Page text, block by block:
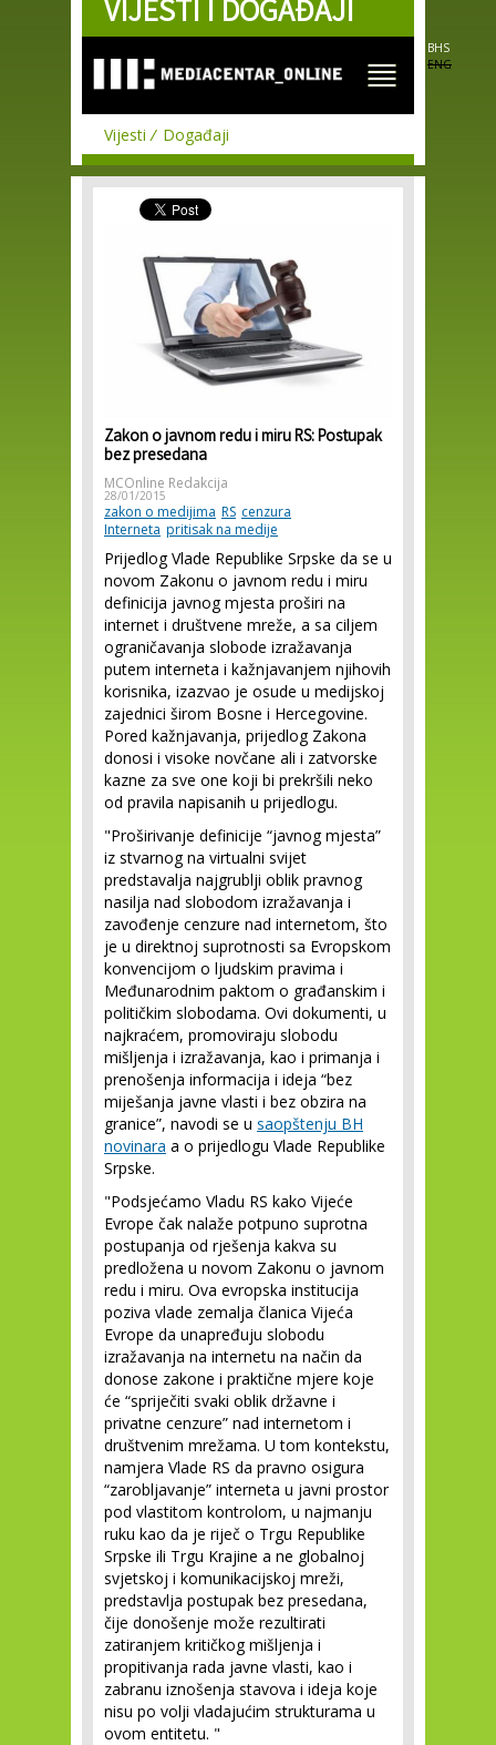
Skip to
main
VIJESTI I DOGAĐAJI
BHS
ENG
Vijesti Događaji
Zakon o javnom redu i miru RS: Postupak
bez presedana
MCOnline Redakcija
28/01/2015
zakon o medijima RS cenzura
Interneta pritisak na medije
Prijedlog Vlade Republike Srpske da se u
novom Zakonu o javnom redu i miru
definicija javnog mjesta proširi na
internet i društvene mreže, a sa ciljem
ograničavanja slobode izražavanja
putem interneta i kažnjavanjem njihovih
korisnika, izazvao je osude u medijskoj
zajednici širom Bosne i Hercegovine.
Pored kažnjavanja, prijedlog Zakona
donosi i visoke novčane ali i zatvorske
kazne za sve one koji bi prekršili neko
od pravila napisanih u prijedlogu.
"Proširivanje definicije “javnog mjesta”
iz stvarnog na virtualni svijet
predstavalja najgrublji oblik pravnog
nasilja nad slobodom izražavanja i
zavođenje cenzure nad internetom, što
je u direktnoj suprotnosti sa Evropskom
konvencijom o ljudskim pravima i
Međunarodnim paktom o građanskim i
političkim slobodama. Ovi dokumenti, u
najkraćem, promoviraju slobodu
mišljenja i izražavanja, kao i primanja i
prenošenja informacija i ideja “bez
miješanja javne vlasti i bez obzira na
granice”, navodi se u saopštenju BH
novinara a o prijedlogu Vlade Republike
Srpske.
"Podsjećamo Vladu RS kako Vijeće
Evrope čak nalaže potpuno suprotna
postupanja od rješenja kakva su
predložena u novom Zakonu o javnom
redu i miru. Ova evropska institucija
poziva vlade zemalja članica Vijeća
Evrope da unapređuju slobodu
izražavanja na internetu na način da
donose zakone i praktične mjere koje
će “spriječiti svaki oblik državne i
privatne cenzure” nad internetom i
društvenim mrežama. U tom kontekstu,
namjera Vlade RS da pravno osigura
“zarobljavanje” interneta u javni prostor
pod vlastitom kontrolom, u najmanju
ruku kao da je riječ o Trgu Republike
Srpske ili Trgu Krajine a ne globalnoj
svjetskoj i komunikacijskoj mreži,
predstavlja postupak bez presedana,
čije donošenje može rezultirati
zatiranjem kritičkog mišljenja i
propitivanja rada javne vlasti, kao i
zabranu iznošenja stavova i ideja koje
nisu po volji vladajućim strukturama u
ovom entitetu. "